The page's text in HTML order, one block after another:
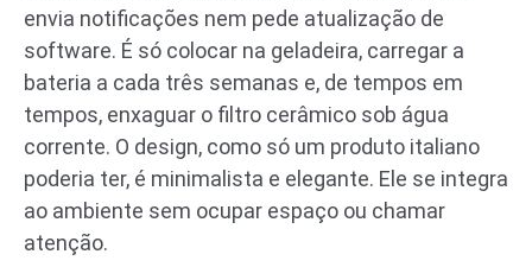
envia notificações nem pede atualização de
software. É só colocar na geladeira, carregar a
bateria a cada três semanas e, de tempos em
tempos, enxaguar o filtro cerâmico sob água
corrente. O design, como só um produto italiano
poderia ter, é minimalista e elegante. Ele se integra
ao ambiente sem ocupar espaço ou chamar
atenção.